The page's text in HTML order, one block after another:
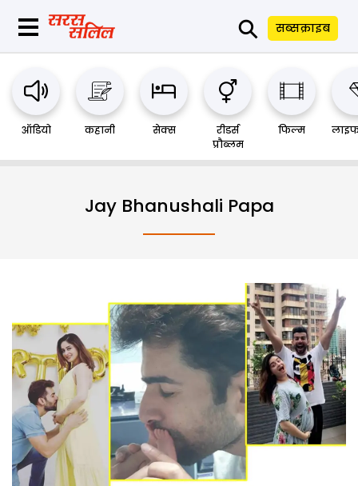
⚲ सब्सक्राइब
ऑडियो कहानी सेक्स
रीडर्स
प्रौब्लम
फिल्म
Jay Bhanushali Papa